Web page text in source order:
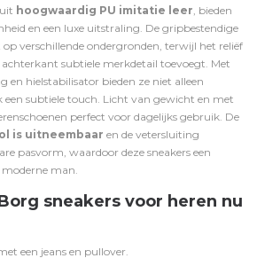
hoogwaardig PU imitatie leer , bieden
en een luxe uitstraling. De gripbestendige
verschillende ondergronden, terwijl het reliëf
subtiele merkdetail toevoegt. Met
en hielstabilisator bieden ze niet alleen
subtiele touch. Licht van gewicht en met
perfect voor dagelijks gebruik. De
is uitneembaar en de vetersluiting
pasvorm, waardoor deze sneakers een
man.
sneakers voor heren nu
een jeans en pullover